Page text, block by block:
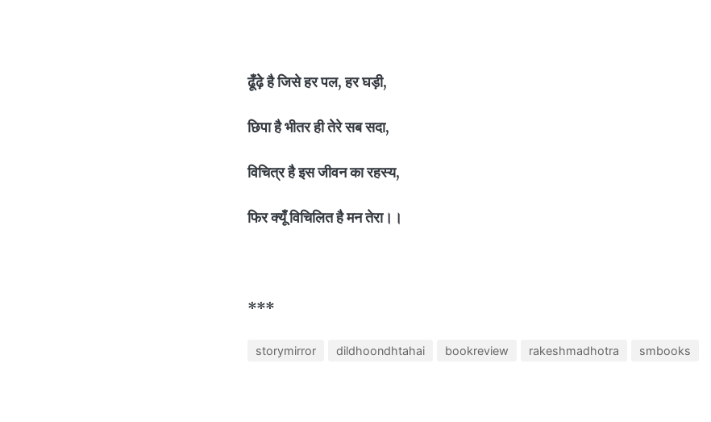
ढूँढ़ेे है जिसे हर पल, हर घड़ी,
छिपा है भीतर ही तेरे सब सदा,
विचित्र है इस जीवन का रहस्य,
फिर क्यूँ विचिलित है मन तेरा।।
***
storymirror dildhoondhtahai bookreview rakeshmadhotra smbooks